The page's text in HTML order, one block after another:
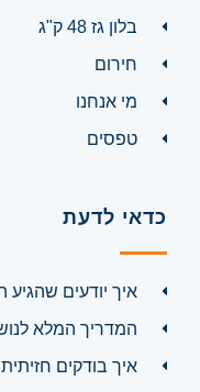
בלון גז 48 ק"ג
חירום
מי אנחנו
טפסים
כדאי לדעת
איך יודעים שהגיע
המדריך המלא
איך בודקים